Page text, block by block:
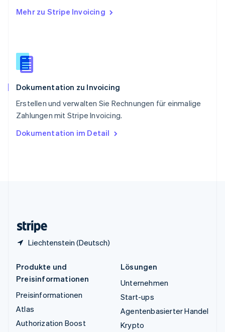
Mehr zu Stripe Invoicing
Dokumentation zu Invoicing
Erstellen und verwalten Sie Rechnungen für einmalige
Zahlungen mit Stripe Invoicing.
Dokumentation im Detail
Liechtenstein (Deutsch)
Slowenien
English
Spanien
Thailand
Tschechische Republik
English
English
Produkte und
Preisinformationen
Preisinformationen
Atlas
Authorization Boost
Lösungen
Unternehmen
Start-ups
Agentenbasierter Handel
Krypto